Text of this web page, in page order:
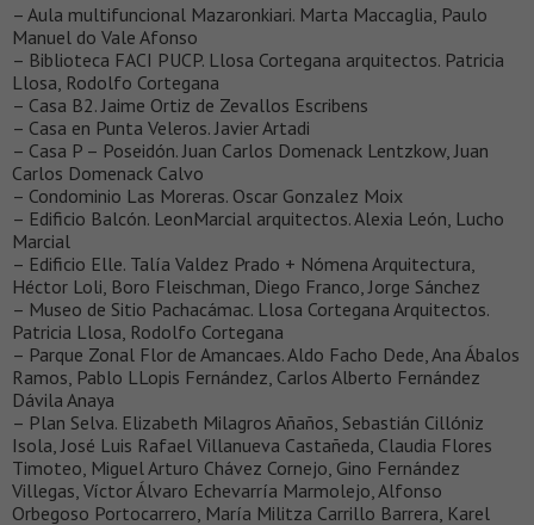
– Aula multifuncional Mazaronkiari. Marta Maccaglia, Paulo
Manuel do Vale Afonso
– Biblioteca FACI PUCP. Llosa Cortegana arquitectos. Patricia
Llosa, Rodolfo Cortegana
– Casa B2. Jaime Ortiz de Zevallos Escribens
– Casa en Punta Veleros. Javier Artadi
– Casa P – Poseidón. Juan Carlos Domenack Lentzkow, Juan
Carlos Domenack Calvo
– Condominio Las Moreras. Oscar Gonzalez Moix
– Edificio Balcón. LeonMarcial arquitectos. Alexia León, Lucho
Marcial
– Edificio Elle. Talía Valdez Prado + Nómena Arquitectura,
Héctor Loli, Boro Fleischman, Diego Franco, Jorge Sánchez
– Museo de Sitio Pachacámac. Llosa Cortegana Arquitectos.
Patricia Llosa, Rodolfo Cortegana
– Parque Zonal Flor de Amancaes. Aldo Facho Dede, Ana Ábalos
Ramos, Pablo LLopis Fernández, Carlos Alberto Fernández
Dávila Anaya
– Plan Selva. Elizabeth Milagros Añaños, Sebastián Cillóniz
Isola, José Luis Rafael Villanueva Castañeda, Claudia Flores
Timoteo, Miguel Arturo Chávez Cornejo, Gino Fernández
Villegas, Víctor Álvaro Echevarría Marmolejo, Alfonso
Orbegoso Portocarrero, María Militza Carrillo Barrera, Karel